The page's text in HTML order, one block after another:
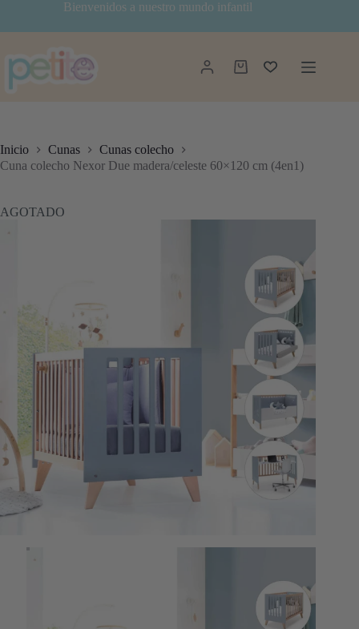
contenido
Bienvenidos a nuestro mundo infantil
Carro
Inicio Cunas
Cunas colecho
Cuna colecho Nexor Due madera/celeste 60×120 cm (4en1)
AGOTADO